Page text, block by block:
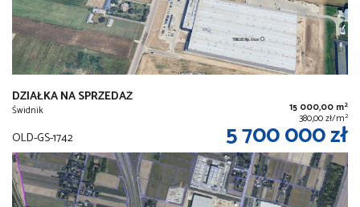
DZIAŁKA NA SPRZEDAŻ
Świdnik 15 000,00 m2
380,00 zł/m2
OLD-GS-1742 5 700 000 zł